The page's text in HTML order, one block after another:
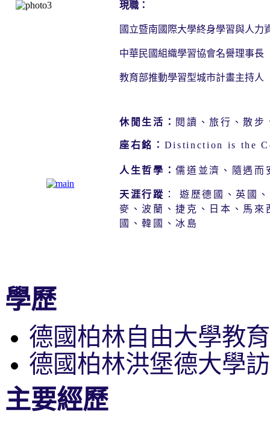
現職：
國立暨南國際大學終身學習與人力
中華民國組織學習協會名譽理事長
教育部推動學習型城市計畫主持人
休閒生活： 閱讀、旅行、散步
座右銘： Distinction is the
人生哲學：儒道並濟、隨遇而
天涯行蹤 ：
遊歷德國、英國
麥、波蘭、捷克、日本、馬
國、韓國、冰島
學歷
德國柏林自由大學教
德國柏林洪堡德大學
主要經歷